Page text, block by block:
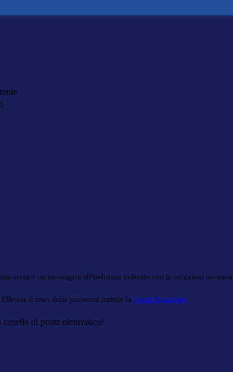
inviato un messaggio all'indirizzo indicato con le istruzioni
il reset della password tramite la Login Spaggiari
di posta elettronica!